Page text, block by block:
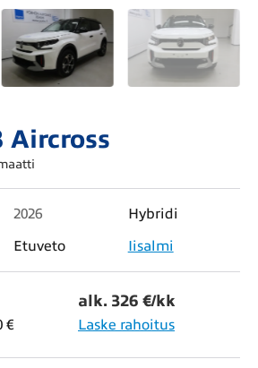
Aircross
2026
Hybridi
Etuveto Iisalmi
alk. 326 €/kk
€ Laske rahoitus